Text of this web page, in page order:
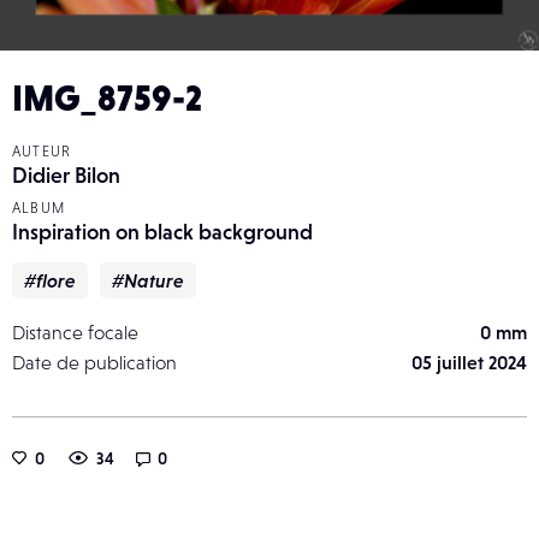
IMG_8759-2
AUTEUR
Didier Bilon
ALBUM
Inspiration on black background
#flore #Nature
Distance focale
0 mm
Date de publication
05 juillet 2024
0 34 0